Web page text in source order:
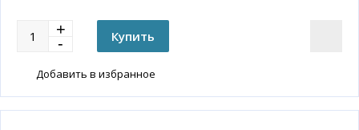
Добавить в избранное